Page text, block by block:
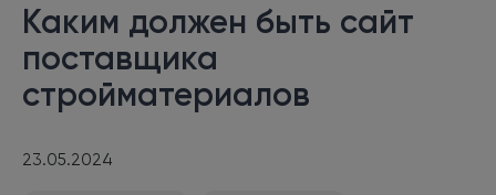
Каким должен быть сайт
поставщика
стройматериалов
23.05.2024